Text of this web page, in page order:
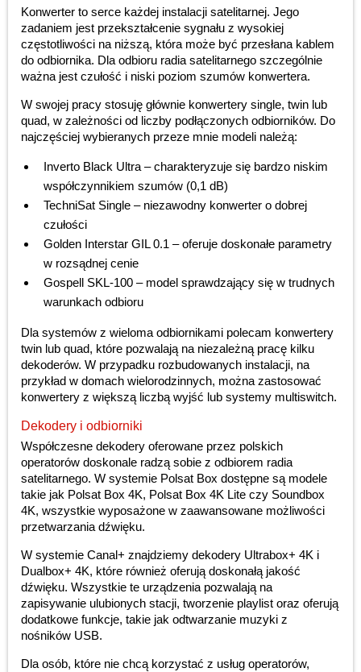
Konwerter to serce każdej instalacji satelitarnej. Jego
zadaniem jest przekształcenie sygnału z wysokiej
częstotliwości na niższą, która może być przesłana kablem
do odbiornika. Dla odbioru radia satelitarnego szczególnie
ważna jest czułość i niski poziom szumów konwertera.
W swojej pracy stosuję głównie konwertery single, twin lub
quad, w zależności od liczby podłączonych odbiorników. Do
najczęściej wybieranych przeze mnie modeli należą:
Inverto Black Ultra – charakteryzuje się bardzo niskim
współczynnikiem szumów (0,1 dB)
TechniSat Single – niezawodny konwerter o dobrej
czułości
Golden Interstar GIL 0.1 – oferuje doskonałe parametry
w rozsądnej cenie
Gospell SKL-100 – model sprawdzający się w trudnych
warunkach odbioru
Dla systemów z wieloma odbiornikami polecam konwertery
twin lub quad, które pozwalają na niezależną pracę kilku
dekoderów. W przypadku rozbudowanych instalacji, na
przykład w domach wielorodzinnych, można zastosować
konwertery z większą liczbą wyjść lub systemy multiswitch.
Dekodery i odbiorniki
Współczesne dekodery oferowane przez polskich
operatorów doskonale radzą sobie z odbiorem radia
satelitarnego. W systemie Polsat Box dostępne są modele
takie jak Polsat Box 4K, Polsat Box 4K Lite czy Soundbox
4K, wszystkie wyposażone w zaawansowane możliwości
przetwarzania dźwięku.
W systemie Canal+ znajdziemy dekodery Ultrabox+ 4K i
Dualbox+ 4K, które również oferują doskonałą jakość
dźwięku. Wszystkie te urządzenia pozwalają na
zapisywanie ulubionych stacji, tworzenie playlist oraz oferują
dodatkowe funkcje, takie jak odtwarzanie muzyki z
nośników USB.
Dla osób, które nie chcą korzystać z usług operatorów,